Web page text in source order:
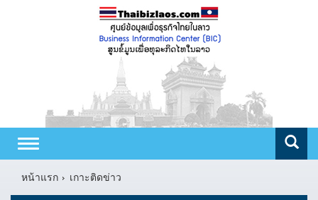
Toggle
navigation
หน้าแรก
เกาะติดข่าว